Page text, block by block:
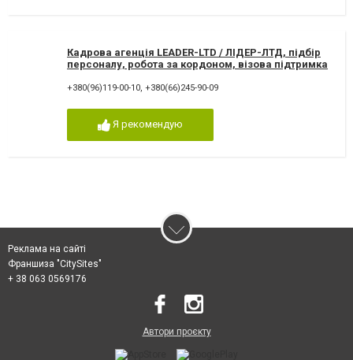
Кадрова агенція LEADER-LTD / ЛІДЕР-ЛТД, підбір
персоналу, робота за кордоном, візова підтримка
+380(96)119-00-10, +380(66)245-90-09
Я рекомендую
Реклама на сайті
Франшиза "CitySites"
+ 38 063 0569176
Автори проєкту